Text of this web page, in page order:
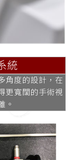
統
角度的設計，在
更寬闊的手術視
。